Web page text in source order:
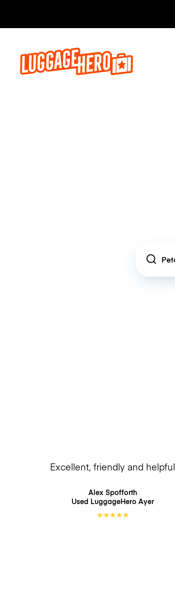
Location
Excellent, friendly and helpful
Alex Spofforth
Used LuggageHero Ayer
★★★★★